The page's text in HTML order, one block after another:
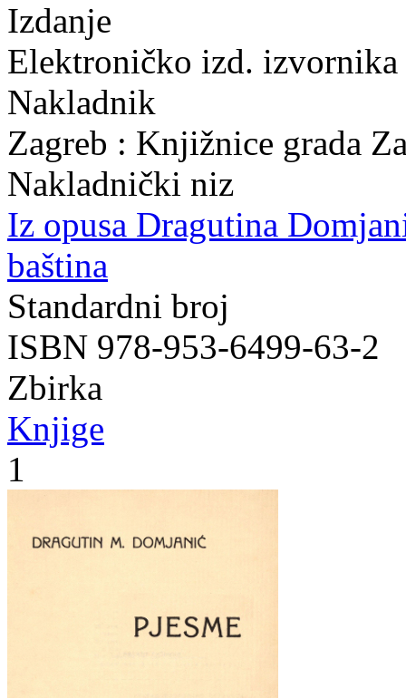
Izdanje
Elektroničko izd.
Nakladnik
Zagreb : Knjižnice grada
Nakladnički niz
Iz opusa Dragutina
baština
Standardni broj
ISBN 978-953-6499-63-2
Zbirka
Knjige
1